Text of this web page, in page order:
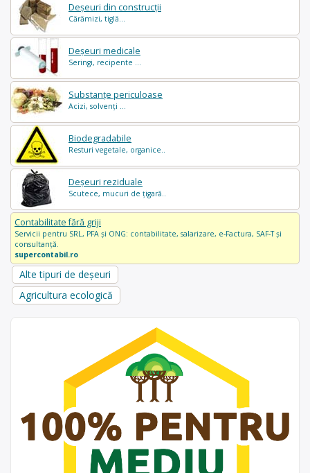
Deșeuri din construcții
Cărămizi, tiglă...
Deșeuri medicale
Seringi, recipente ...
Substanțe periculoase
Acizi, solvenți ...
Biodegradabile
Resturi vegetale, organice..
Deșeuri reziduale
Scutece, mucuri de țigară..
Contabilitate fără griji
Servicii pentru SRL, PFA și ONG: contabilitate, salarizare, e-Factura, SAF-T și
consultanță.
supercontabil.ro
Alte tipuri de deșeuri
Agricultura ecologică